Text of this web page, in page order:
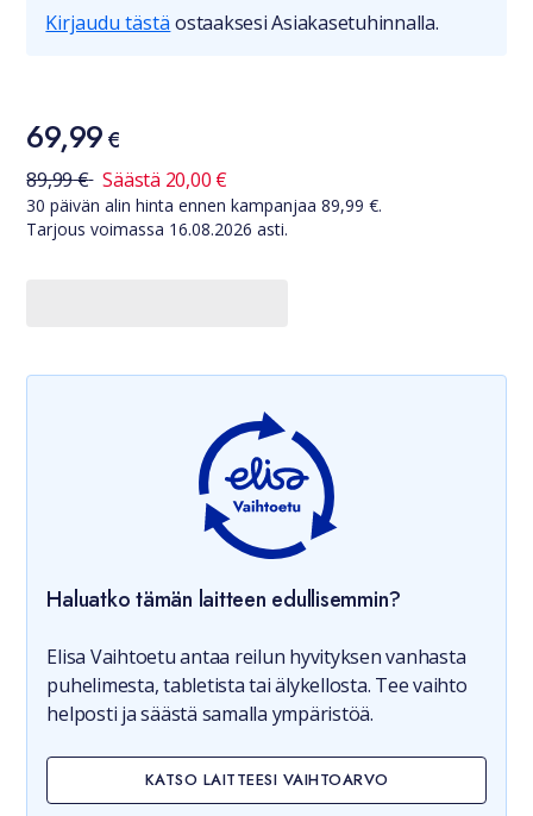
Kirjaudu tästä ostaaksesi Asiakasetuhinnalla.
Hinta
69,99 €
69,99€
30 päivän alin hinta ennen kampanjaa
89,99€ Säästä 20,00 €
30 päivän alin hinta ennen kampanjaa89,99 €.
Tarjous voimassa 16.08.2026 asti.
Haluatko tämän laitteen edullisemmin?
Elisa Vaihtoetu antaa reilun hyvityksen vanhasta
puhelimesta, tabletista tai älykellosta. Tee vaihto
helposti ja säästä samalla ympäristöä.
KATSO LAITTEESI VAIHTOARVO